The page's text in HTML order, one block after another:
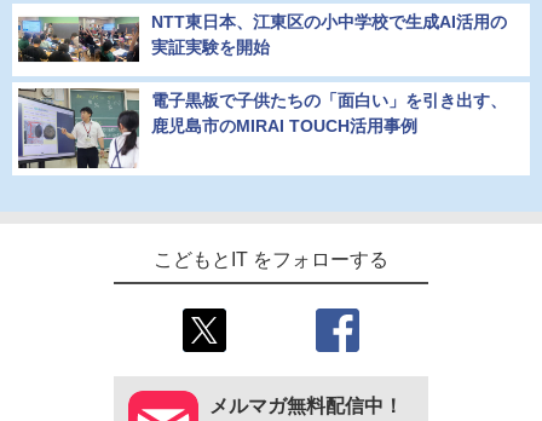
NTT東日本、江東区の小中学校で生成AI活用の
実証実験を開始
電子黒板で子供たちの「面白い」を引き出す、
鹿児島市のMIRAI TOUCH活用事例
こどもとIT をフォローする
メルマガ無料配信中！